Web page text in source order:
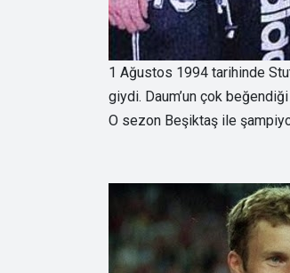
1 Ağustos 1994 tarihinde
giydi. Daum’un çok
O sezon Beşiktaş ile